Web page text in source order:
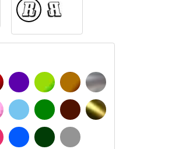
NormalReflejado
SENAL
MORADO
AZUL CIELO
AZUL
VERDE CLARO
VERDE
VERDE OSCURO
AVELLANA
CHOCOLATE
GRIS
PLATA
ORO